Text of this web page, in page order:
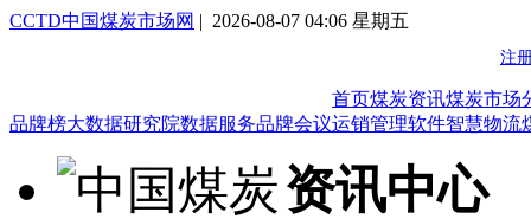
CCTD中国煤炭市场网 | 2026-08-07 04:06 星期五
首页煤炭资讯煤炭市场
品牌榜大数据研究院数据服务品牌会议运销管理软件智慧物流
资讯中心